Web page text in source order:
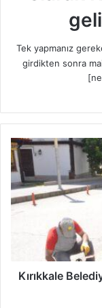
Tek yapmanız
girdikten sonra
K
ı
r
ı
k
Kırıkkale